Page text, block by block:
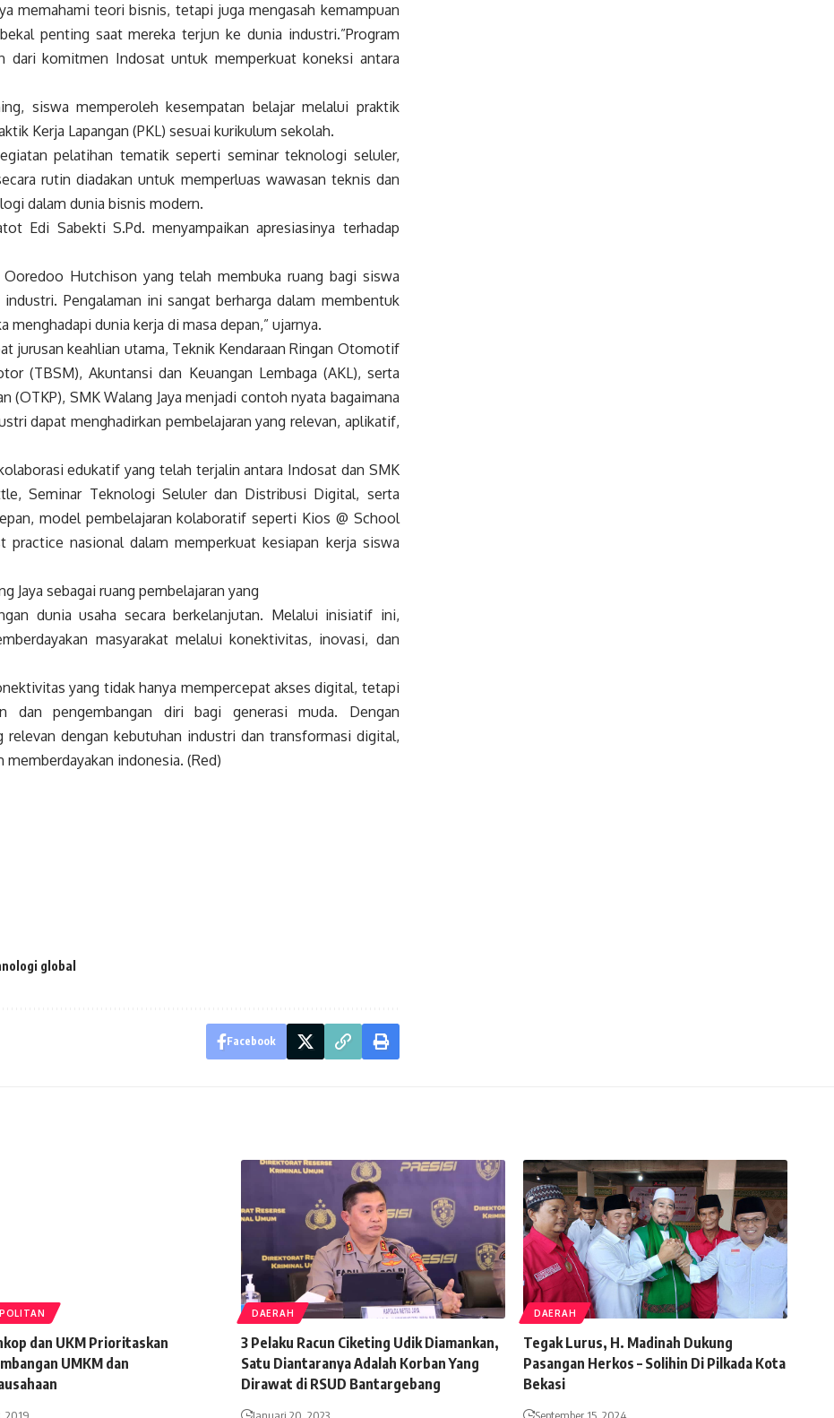
memahami teori bisnis, tetapi juga mengasah kemampuan
penting saat mereka terjun ke dunia industri.”Program
dari komitmen Indosat untuk memperkuat koneksi antara
siswa memperoleh kesempatan belajar melalui praktik
Kerja Lapangan (PKL) sesuai kurikulum sekolah.
pelatihan tematik seperti seminar teknologi seluler,
rutin diadakan untuk memperluas wawasan teknis dan
dalam dunia bisnis modern.
Edi Sabekti S.Pd. menyampaikan apresiasinya terhadap
Hutchison yang telah membuka ruang bagi siswa
Pengalaman ini sangat berharga dalam membentuk
menghadapi dunia kerja di masa depan,” ujarnya.
jurusan keahlian utama, Teknik Kendaraan Ringan Otomotif
(TBSM), Akuntansi dan Keuangan Lembaga (AKL), serta
(OTKP), SMK Walang Jaya menjadi contoh nyata bagaimana
dapat menghadirkan pembelajaran yang relevan, aplikatif,
edukatif yang telah terjalin antara Indosat dan SMK
Seminar Teknologi Seluler dan Distribusi Digital, serta
model pembelajaran kolaboratif seperti Kios @ School
practice nasional dalam memperkuat kesiapan kerja siswa
Jaya sebagai ruang pembelajaran yang
dunia usaha secara berkelanjutan. Melalui inisiatif ini,
masyarakat melalui konektivitas, inovasi, dan
yang tidak hanya mempercepat akses digital, tetapi
dan pengembangan diri bagi generasi muda. Dengan
relevan dengan kebutuhan industri dan transformasi digital,
indonesia. (Red)
global
Facebook
dan UKM Prioritaskan
UMKM dan
DAERAH
3 Pelaku Racun Ciketing Udik Diamankan,
Satu Diantaranya Adalah Korban Yang
Dirawat di RSUD Bantargebang
DAERAH
Tegak Lurus, H. Madinah Dukung
Pasangan Herkos – Solihin Di Pilkada Kota
Bekasi